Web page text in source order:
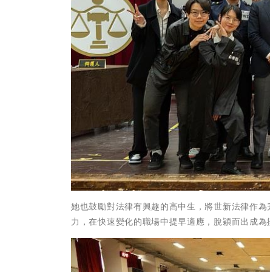
她也鼓勵對法律有興趣的高中生，將世新法律作
力，在快速變化的職場中提早適應，脫穎而出成為